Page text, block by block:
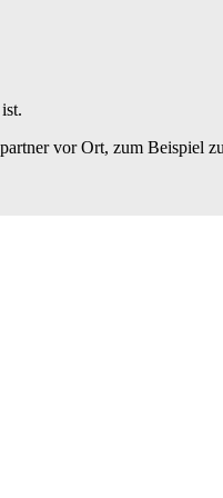
vor Ort, zum Beispiel